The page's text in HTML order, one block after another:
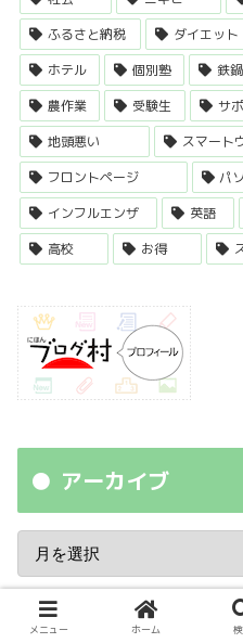
ふるさと納税
ダイエット
ホテル
個別塾 鉄鍋
農作業
受験生 サ
地頭悪い
スマート
フロントページ
パ
インフルエンザ
英語
高校
お得
アーカイブ
地頭が
メニュー ホーム